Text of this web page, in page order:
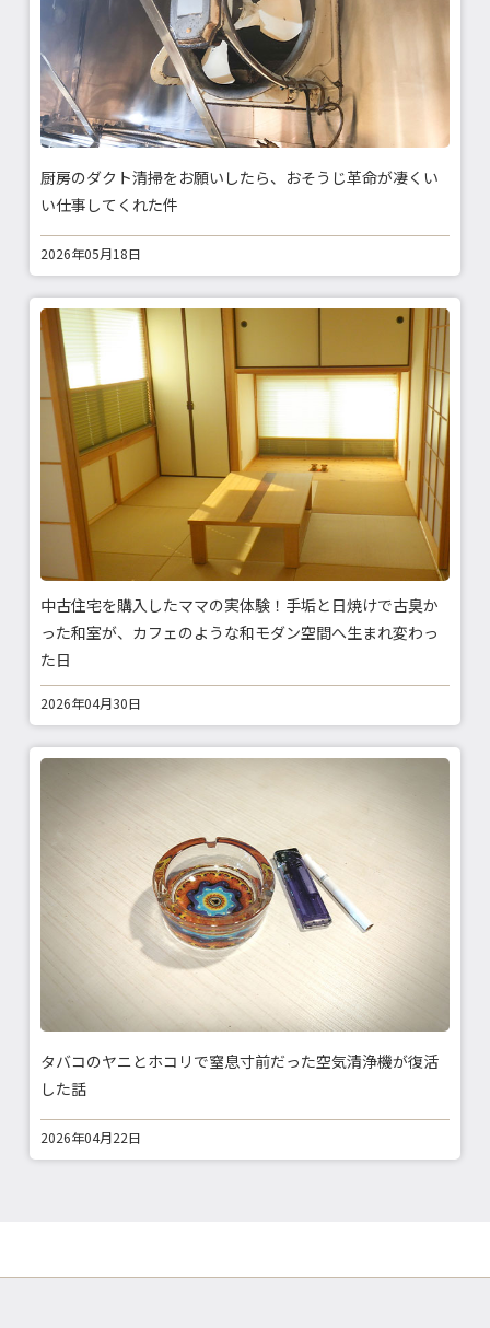
厨房のダクト清掃をお願いしたら、おそうじ革命が凄くい
い仕事してくれた件
2026年05月18日
中古住宅を購入したママの実体験！手垢と日焼けで古臭か
った和室が、カフェのような和モダン空間へ生まれ変わっ
た日
2026年04月30日
タバコのヤニとホコリで窒息寸前だった空気清浄機が復活
した話
2026年04月22日